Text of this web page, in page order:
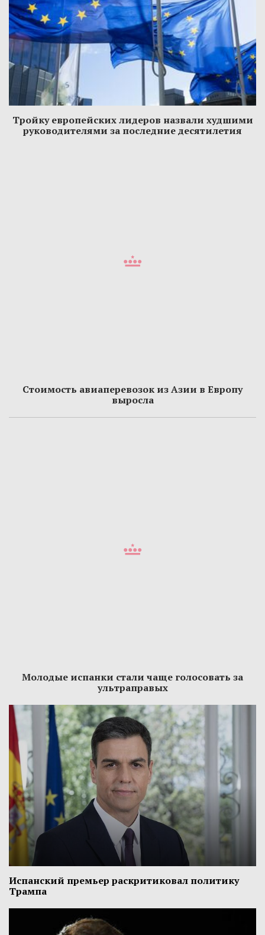
Тройку европейских лидеров назвали худшими
руководителями за последние десятилетия
Стоимость авиаперевозок из Азии в Европу
выросла
Молодые испанки стали чаще голосовать за
ультраправых
Испанский премьер раскритиковал политику
Трампа